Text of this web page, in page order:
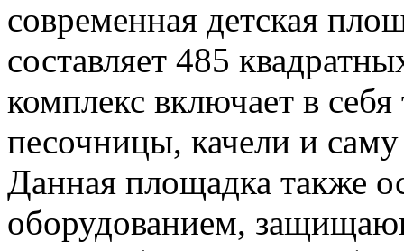
современная детская
составляет 485
комплекс включает в
песочницы, качели и
Данная площадка также
оборудованием,